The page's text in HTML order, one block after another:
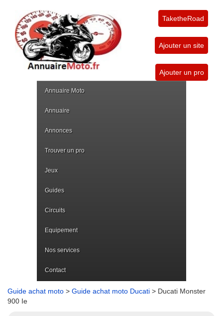
TaketheRoad
Ajouter un site
Ajouter un pro
Annuaire Moto
Annuaire
Annonces
Trouver un pro
Jeux
Guides
Circuits
Equipement
Nos services
Contact
Guide achat moto > Guide achat moto Ducati > Ducati Monster
900 Ie